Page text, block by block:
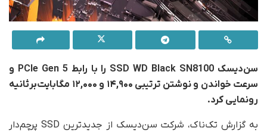
سن‌دیسک SSD WD Black SN8100 را با رابط PCIe Gen 5 و
سرعت خواندن و نوشتن ترتیبی ۱۴,۹۰۰ و ۱۲,۰۰۰ مگابایت‌برثانیه
رونمایی کرد.
به گزارش تک‌ناک، شرکت سن‌دیسک از جدیدترین SSD پرچم‌دار